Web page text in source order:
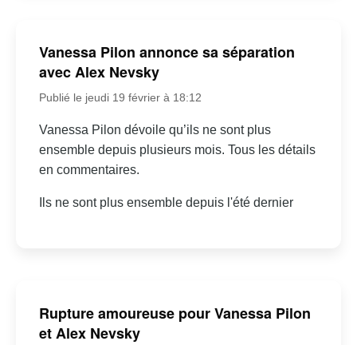
Vanessa Pilon annonce sa séparation
avec Alex Nevsky
Publié le jeudi 19 février à 18:12
Vanessa Pilon dévoile qu’ils ne sont plus
ensemble depuis plusieurs mois. Tous les détails
en commentaires.
Ils ne sont plus ensemble depuis l'été dernier
Rupture amoureuse pour Vanessa Pilon
et Alex Nevsky